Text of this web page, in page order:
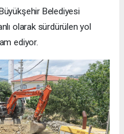
Belediyesi
olarak sürdürülen yol
ediyor.